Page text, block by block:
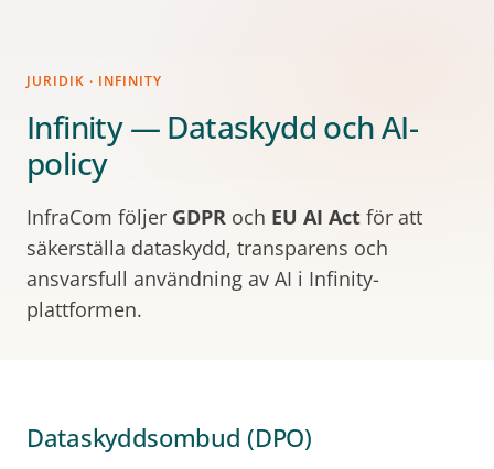
JURIDIK · INFINITY
Infinity — Dataskydd och AI-
policy
InfraCom följer GDPR och EU AI Act för att
säkerställa dataskydd, transparens och
ansvarsfull användning av AI i Infinity-
plattformen.
Dataskyddsombud (DPO)